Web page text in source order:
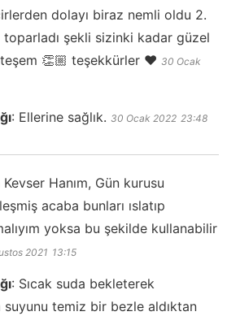
dolayı biraz nemli oldu 2.
şekli sizinki kadar güzel
👏🏼 teşekkürler ❤️ 30 Ocak
: Ellerine sağlık. 30 Ocak 2022 23:48
Kevser Hanım, Gün kurusu
acaba bunları ıslatıp
yoksa bu şekilde kullanabilir
2021 13:15
: Sıcak suda bekleterek
suyunu temiz bir bezle aldıktan